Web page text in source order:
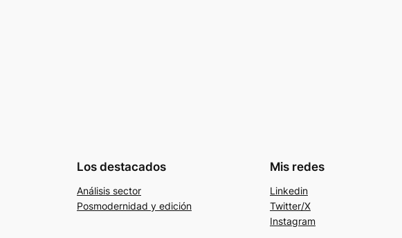
Los destacados
Análisis sector
Posmodernidad y edición
Mis redes
Linkedin
Twitter/X
Instagram